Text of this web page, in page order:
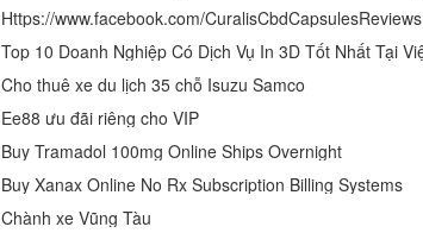
Https://www.facebook.com/CuralisCbdCapsulesReviews
Cho thuê xe du lịch 35 chỗ Isuzu Samco
Ee88 ưu đãi riêng cho VIP
Buy Tramadol 100mg Online Ships Overnight
Buy Xanax Online No Rx Subscription Billing Systems
Chành xe Vũng Tàu